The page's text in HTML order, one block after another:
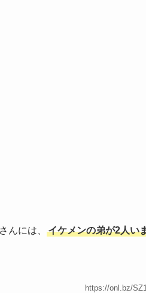
んには、 イケメンの弟が2人い
https://onl.bz/